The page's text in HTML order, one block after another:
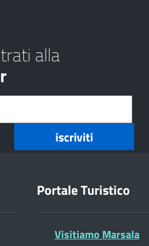
alla
Portale Turistico
Visitiamo Marsala